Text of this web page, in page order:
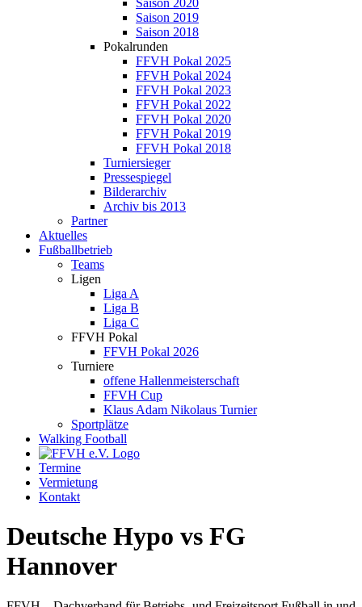
Saison 2020
Saison 2019
Saison 2018
Pokalrunden
FFVH Pokal 2025
FFVH Pokal 2024
FFVH Pokal 2023
FFVH Pokal 2022
FFVH Pokal 2020
FFVH Pokal 2019
FFVH Pokal 2018
Turniersieger
Pressespiegel
Bilderarchiv
Archiv bis 2013
Partner
Aktuelles
Fußballbetrieb
Teams
Ligen
Liga A
Liga B
Liga C
FFVH Pokal
FFVH Pokal 2026
Turniere
offene Hallenmeisterschaft
FFVH Cup
Klaus Adam Nikolaus Turnier
Sportplätze
Walking Football
Termine
Vermietung
Kontakt
Deutsche Hypo vs FG
Hannover